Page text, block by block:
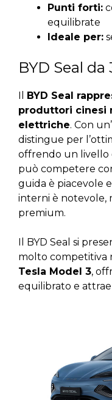
Punti forti:
equilibrate
Ideale per:
BYD Seal
BYD Seal
produttori cinesi
elettriche. Con
distingue per
offrendo un livello
può competere
guida è piacevole
interni è notevole,
premium.
Il BYD Seal si
molto competitiva
Tesla Model 3,
equilibrato e